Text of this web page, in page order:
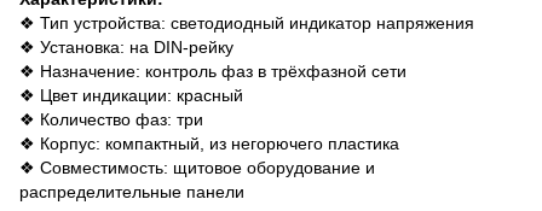
❖ Тип устройства: светодиодный индикатор напряжения
❖ Установка: на DIN-рейку
❖ Назначение: контроль фаз в трёхфазной сети
❖ Цвет индикации: красный
❖ Количество фаз: три
❖ Корпус: компактный, из негорючего пластика
❖ Совместимость: щитовое оборудование и
распределительные панели